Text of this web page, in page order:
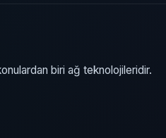
biri ağ teknolojileridir.